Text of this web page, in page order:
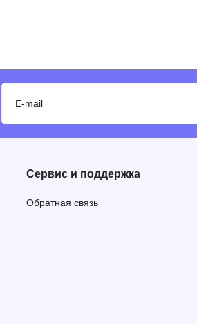
Сервис и поддержка
Обратная связь